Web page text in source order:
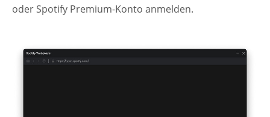
oder Spotify Premium-Konto anmelden.